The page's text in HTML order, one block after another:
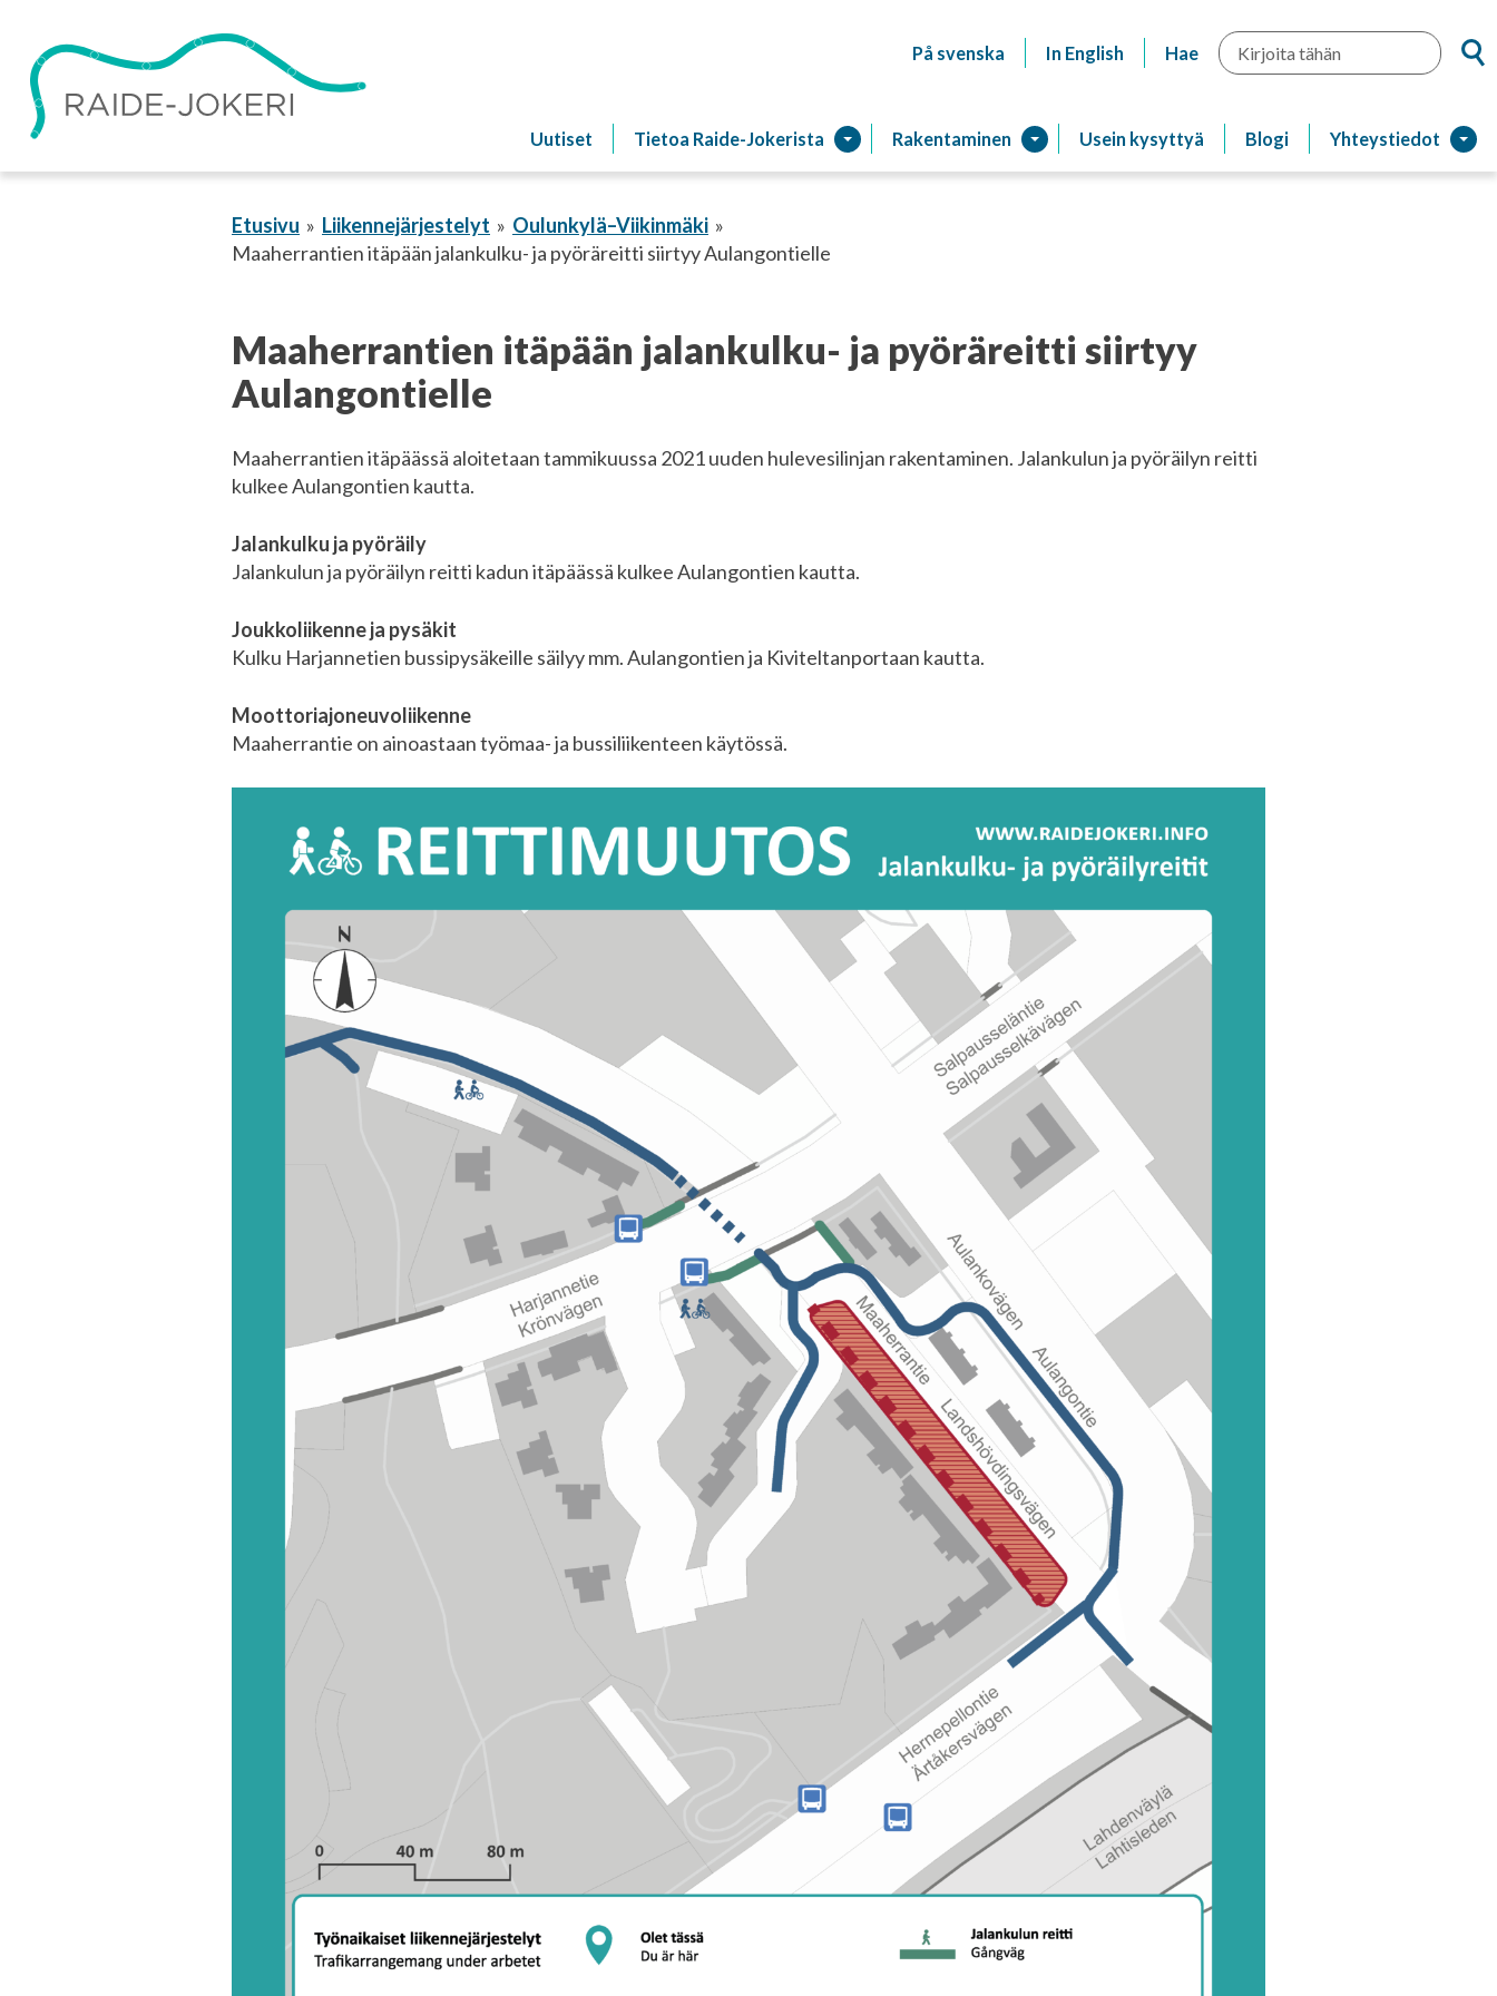
sisältöön
På svenska In English Hae Hae
Uutiset Tietoa Raide-Jokerista Raitiotien
Rakentaminen Usein kysyttyä Blogi Yhteystiedot
Etusivu Liikennejärjestelyt
Oulunkylä–Viikinmäki
Maaherrantien itäpään jalankulku- ja pyöräreitti siirtyy Aulangontielle
Maaherrantien itäpään jalankulku- ja pyöräreitti siirtyy
Aulangontielle
Maaherrantien itäpäässä aloitetaan tammikuussa 2021 uuden hulevesilinjan rakentaminen. Jalankulun ja pyöräilyn reitti
kulkee Aulangontien kautta.
Jalankulku ja pyöräily
Jalankulun ja pyöräilyn reitti kadun itäpäässä kulkee Aulangontien kautta.
Joukkoliikenne ja pysäkit
Kulku Harjannetien bussipysäkeille säilyy mm. Aulangontien ja Kiviteltanportaan kautta.
Moottoriajoneuvoliikenne
Maaherrantie on ainoastaan työmaa- ja bussiliikenteen käytössä.